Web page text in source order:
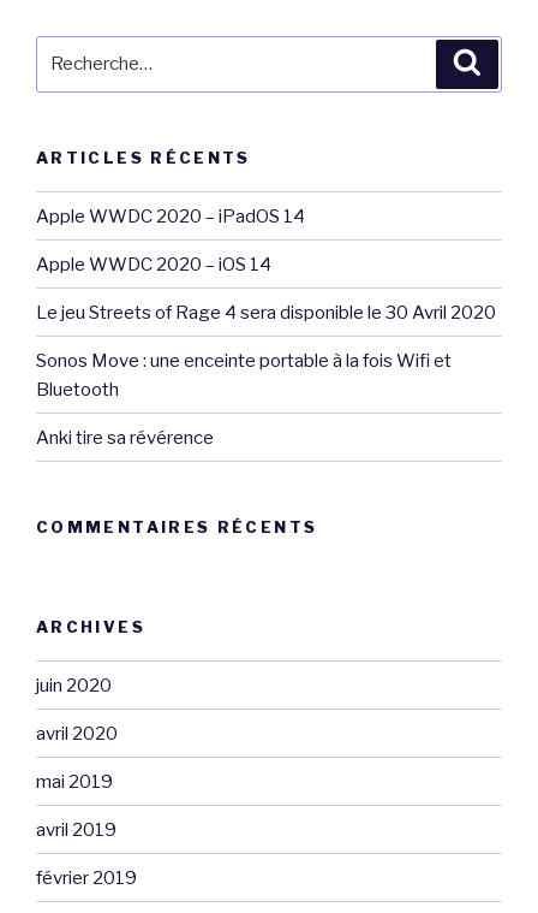
ARTICLES RÉCENTS
Apple WWDC 2020 – iPadOS 14
Apple WWDC 2020 – iOS 14
Le jeu Streets of Rage 4 sera disponible le 30 Avril 2020
Sonos Move : une enceinte portable à la fois Wifi et
Bluetooth
Anki tire sa révérence
COMMENTAIRES RÉCENTS
ARCHIVES
juin 2020
avril 2020
mai 2019
avril 2019
février 2019